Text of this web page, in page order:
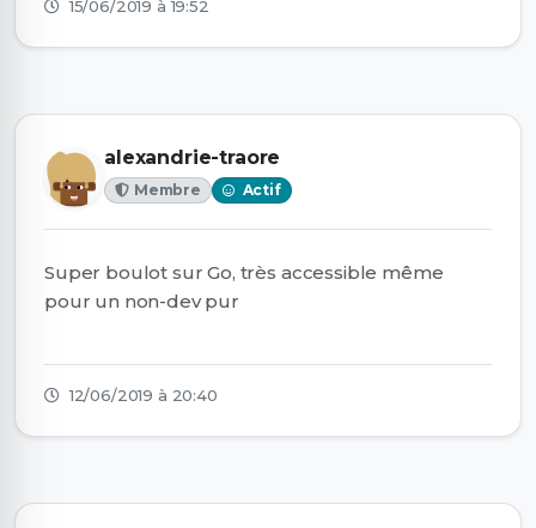
15/06/2019 à 19:52
alexandrie-traore
Membre Actif
Super boulot sur Go, très accessible même
pour un non-dev pur
12/06/2019 à 20:40